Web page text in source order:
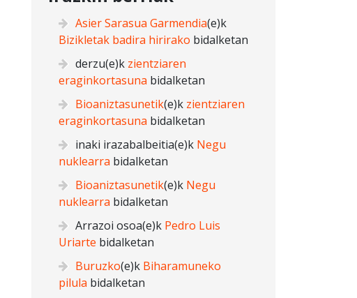
Asier Sarasua Garmendia(e)k
Bizikletak badira hirirako bidalketan
derzu(e)k zientziaren
eraginkortasuna bidalketan
Bioaniztasunetik(e)k zientziaren
eraginkortasuna bidalketan
inaki irazabalbeitia(e)k Negu
nuklearra bidalketan
Bioaniztasunetik(e)k Negu
nuklearra bidalketan
Arrazoi osoa(e)k Pedro Luis
Uriarte bidalketan
Buruzko(e)k Biharamuneko
pilula bidalketan